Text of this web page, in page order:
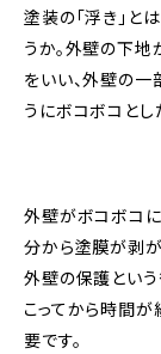
塗装の「浮き」と
うか。外壁の下
をいい、外壁の
うにボコボコとし
外壁がボコボコ
分から塗膜が剥が
外壁の保護とい
こってから時間
要です。